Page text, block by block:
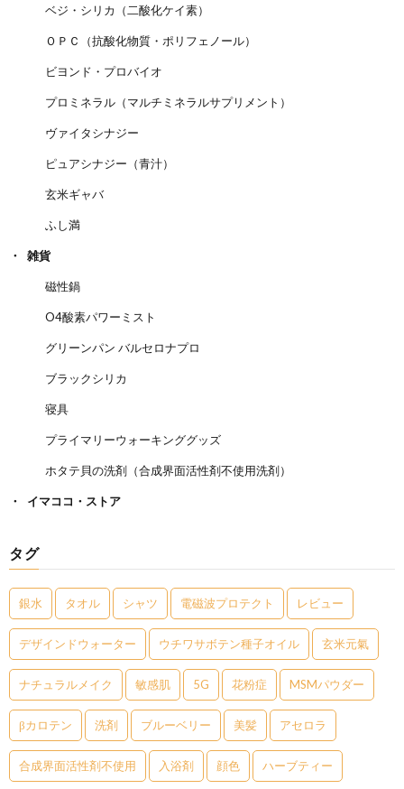
ベジ・シリカ（二酸化ケイ素）
ＯＰＣ（抗酸化物質・ポリフェノール）
ビヨンド・プロバイオ
プロミネラル（マルチミネラルサプリメント）
ヴァイタシナジー
ピュアシナジー（青汁）
玄米ギャバ
ふし満
雑貨
磁性鍋
O4酸素パワーミスト
グリーンパン バルセロナプロ
ブラックシリカ
寝具
プライマリーウォーキンググッズ
ホタテ貝の洗剤（合成界面活性剤不使用洗剤）
イマココ・ストア
タグ
銀水 タオル シャツ 電磁波プロテクト レビュー
デザインドウォーター ウチワサボテン種子オイル 玄米元氣
ナチュラルメイク 敏感肌 5G 花粉症 MSMパウダー
βカロテン 洗剤 ブルーベリー 美髪 アセロラ
合成界面活性剤不使用 入浴剤 顔色 ハーブティー